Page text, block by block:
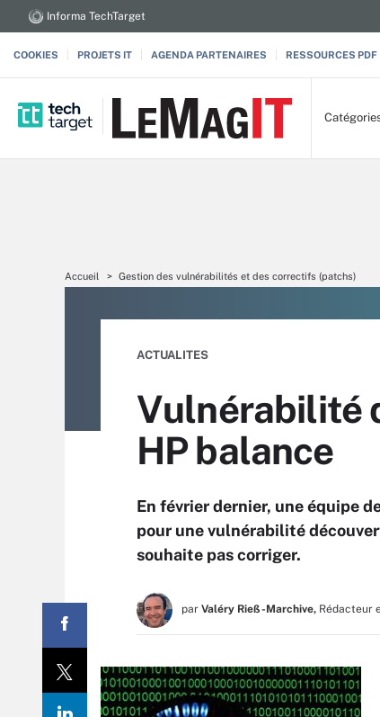
Informa TechTarget
COOKIES PROJETS IT AGENDA PARTENAIRES RESSOURCES PDF
Accueil Gestion des vulnérabilités et des correctifs (patchs)
ACTUALITES
Vulnérabilité
HP balance
En février dernier, une équipe
pour une vulnérabilité
souhaite pas corriger.
par Valéry Rieß-Marchive, Rédacteur